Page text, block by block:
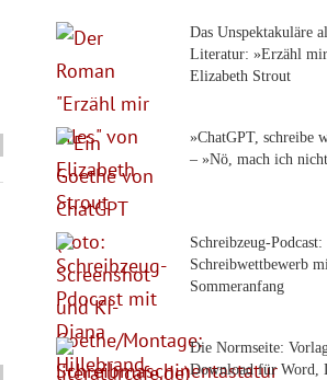
Das Unspektakuläre
Literatur: »Erzähl
Elizabeth Strout
»ChatGPT, schreibe
– »Nö, mach ich
Schreibzeug-Podcast:
Schreibwettbewerb
Sommeranfang
Die Normseite:
Download für Word,